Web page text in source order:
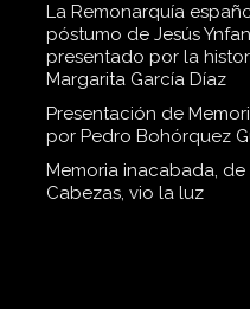
La Remonarquía
póstumo de Jesús
presentado por la
Margarita García Díaz
Presentación de
por Pedro Bohórquez
Memoria inacabada,
Cabezas, vio la luz